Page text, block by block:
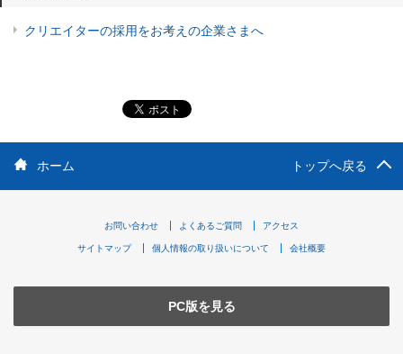
クリエイターの採用をお考えの企業さまへ
ホーム トップへ戻る
お問い合わせ よくあるご質問 アクセス
サイトマップ 個人情報の取り扱いについて 会社概要
PC版を見る